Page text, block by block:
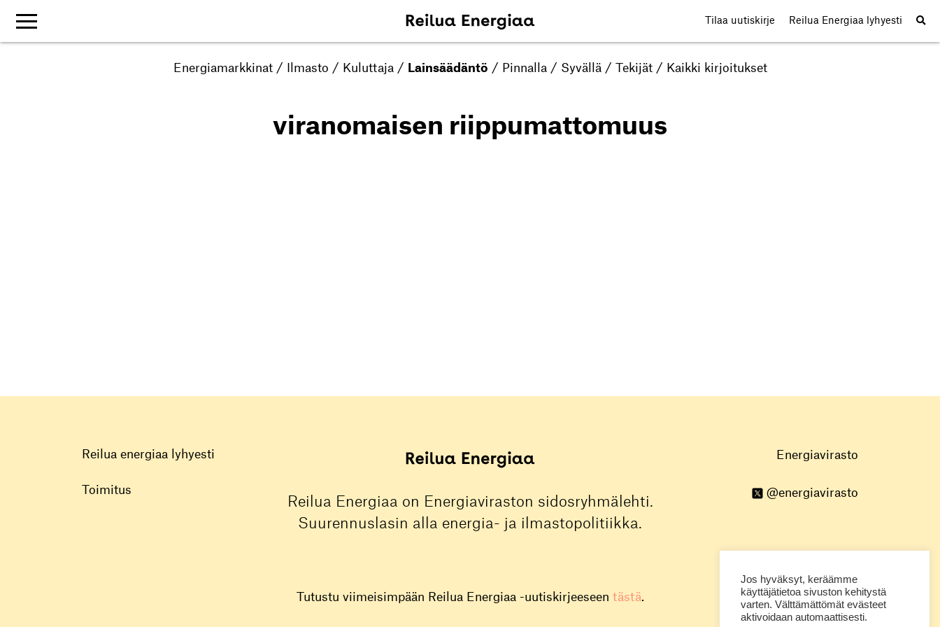
Tilaa uutiskirje Reilua Energiaa lyhyesti
Energiamarkkinat / Ilmasto / Kuluttaja / Lainsäädäntö / Pinnalla / Syvällä / Tekijät / Kaikki kirjoitukset
viranomaisen riippumattomuus
Reilua energiaa lyhyesti
Toimitus
Reilua Energiaa on Energiaviraston sidosryhmälehti.
Suurennuslasin alla energia- ja ilmastopolitiikka.
Tutustu viimeisimpään Reilua Energiaa -uutiskirjeeseen tästä.
Energiavirasto
@energiavirasto
Jos hyväksyt, keräämme
käyttäjätietoa sivuston kehitystä
varten. Välttämättömät evästeet
aktivoidaan automaattisesti.